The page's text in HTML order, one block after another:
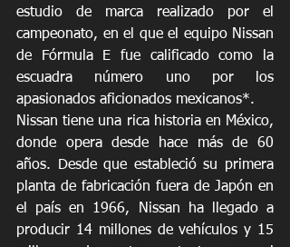
estudio de marca realizado por el
campeonato, en el que el equipo Nissan
de Fórmula E fue calificado como la
escuadra número uno por los
apasionados aficionados mexicanos*.
Nissan tiene una rica historia en México,
donde opera desde hace más de 60
años. Desde que estableció su primera
planta de fabricación fuera de Japón en
el país en 1966, Nissan ha llegado a
producir 14 millones de vehículos y 15